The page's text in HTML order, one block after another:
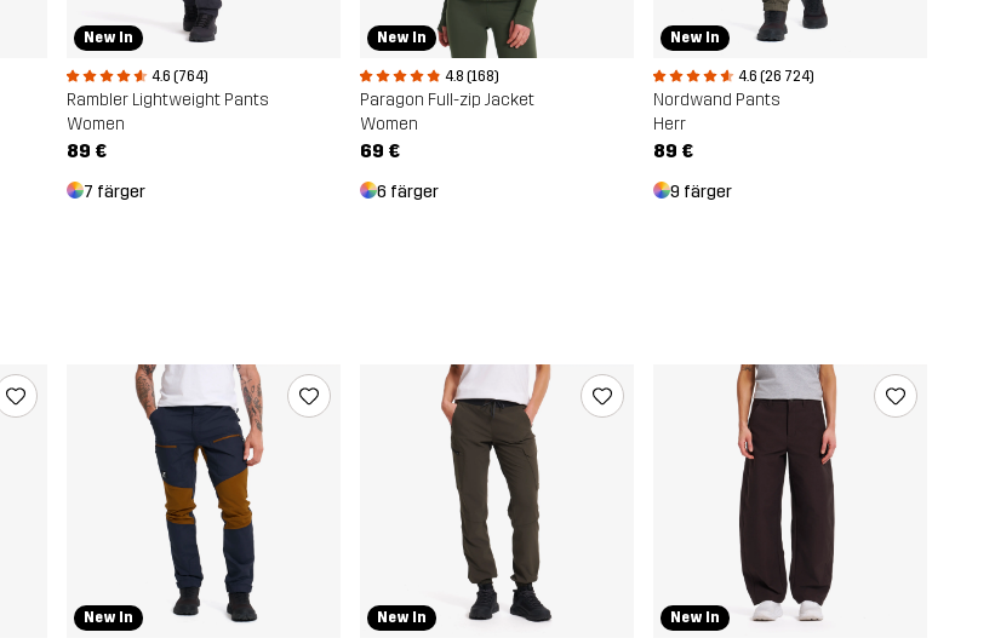
New In
4.6 (764)
Rambler Lightweight Pants
Women
89 €
7 färger
New In
4.8 (168)
Paragon Full-zip Jacket
Women
69 €
6 färger
New In
4.6 (26 724)
Nordwand Pants
Herr
89 €
9 färger
New In New In New In